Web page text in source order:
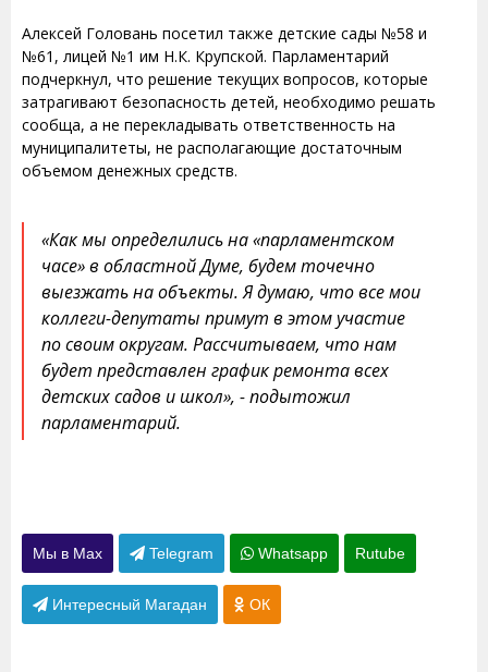
Алексей Головань посетил также детские сады №58 и
№61, лицей №1 им Н.К. Крупской. Парламентарий
подчеркнул, что решение текущих вопросов, которые
затрагивают безопасность детей, необходимо решать
сообща, а не перекладывать ответственность на
муниципалитеты, не располагающие достаточным
объемом денежных средств.
«Как мы определились на «парламентском
часе» в областной Думе, будем точечно
выезжать на объекты. Я думаю, что все мои
коллеги-депутаты примут в этом участие
по своим округам. Рассчитываем, что нам
будет представлен график ремонта всех
детских садов и школ», - подытожил
парламентарий.
Мы в Max Telegram Whatsapp Rutube
Интересный Магадан ОК